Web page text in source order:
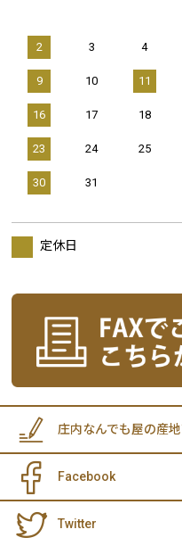
2 3 4
9 10 11
16 17 18
23 24 25
30 31
定休日
庄内なんでも屋の産
Facebook
Twitter